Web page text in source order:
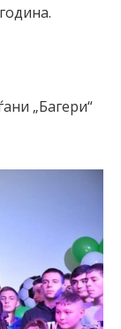
„Багери“